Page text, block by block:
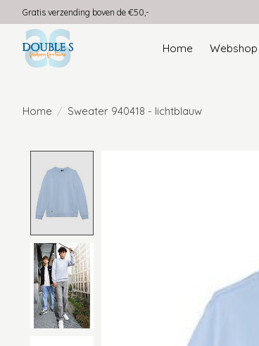
Gratis verzending boven de €50,-
Home
Home / Sweater 940418 - lichtblauw